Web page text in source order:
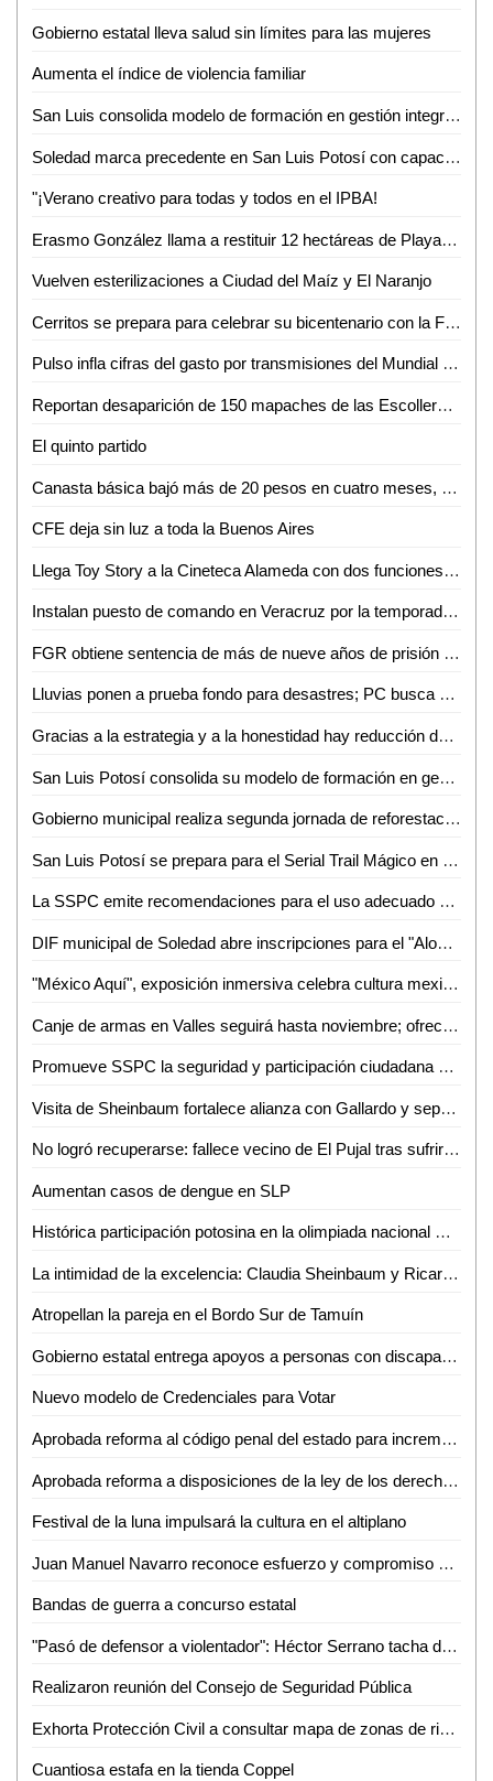
Gobierno estatal lleva salud sin límites para las mujeres
Aumenta el índice de violencia familiar
San Luis consolida modelo de formación en gestión integral de riesgos
Soledad marca precedente en San Luis Potosí con capacitación especializada sobre violencia vicaria
"¡Verano creativo para todas y todos en el IPBA!
Erasmo González llama a restituir 12 hectáreas de Playa Miramar
Vuelven esterilizaciones a Ciudad del Maíz y El Naranjo
Cerritos se prepara para celebrar su bicentenario con la FERECE 2026
Pulso infla cifras del gasto por transmisiones del Mundial en SLP
Reportan desaparición de 150 mapaches de las Escolleras de Playa Miramar
El quinto partido
Canasta básica bajó más de 20 pesos en cuatro meses, reporta Profeco
CFE deja sin luz a toda la Buenos Aires
Llega Toy Story a la Cineteca Alameda con dos funciones con causa
Instalan puesto de comando en Veracruz por la temporada de lluvias y ciclones tropicales 2026
FGR obtiene sentencia de más de nueve años de prisión contra una persona detenida con más de 32 kilos de marihuana en S.L.P
Lluvias ponen a prueba fondo para desastres; PC busca asegurar recursos para SLP
Gracias a la estrategia y a la honestidad hay reducción de 46% en homicidios dolosos, de septiembre de 2024 a mayo de 2026
San Luis Potosí consolida su modelo de formación en gestión integral de riesgos
Gobierno municipal realiza segunda jornada de reforestación en el ejido Canoas
San Luis Potosí se prepara para el Serial Trail Mágico en Cerro de San Pedro
La SSPC emite recomendaciones para el uso adecuado de redes sociales
DIF municipal de Soledad abre inscripciones para el "Aloha summer camp inclusivo 2026"
"México Aquí", exposición inmersiva celebra cultura mexicana durante Mundial 2026
Canje de armas en Valles seguirá hasta noviembre; ofrecen hasta 25 mil pesos
Promueve SSPC la seguridad y participación ciudadana en Ciudad Valles
Visita de Sheinbaum fortalece alianza con Gallardo y sepulta rumores de ruptura: Héctor Serrano
No logró recuperarse: fallece vecino de El Pujal tras sufrir caída accidental
Aumentan casos de dengue en SLP
Histórica participación potosina en la olimpiada nacional CONADE 2026
La intimidad de la excelencia: Claudia Sheinbaum y Ricardo Gallardo sellan en la UPSLP el valor de la comunidad estudiantil
Atropellan la pareja en el Bordo Sur de Tamuín
Gobierno estatal entrega apoyos a personas con discapacidad
Nuevo modelo de Credenciales para Votar
Aprobada reforma al código penal del estado para incrementar sanciones cuando, con motivo del robo, se ocasionen daños materiales adicionales
Aprobada reforma a disposiciones de la ley de los derechos de niñas, niños y adolescentes del estado de San Luis Potosí
Festival de la luna impulsará la cultura en el altiplano
Juan Manuel Navarro reconoce esfuerzo y compromiso de la Cruz Roja y anuncia rescate de base en La Virgen
Bandas de guerra a concurso estatal
"Pasó de defensor a violentador": Héctor Serrano tacha de represor al gobierno de Galindo
Realizaron reunión del Consejo de Seguridad Pública
Exhorta Protección Civil a consultar mapa de zonas de riesgo por inundaciones y encharcamientos
Cuantiosa estafa en la tienda Coppel